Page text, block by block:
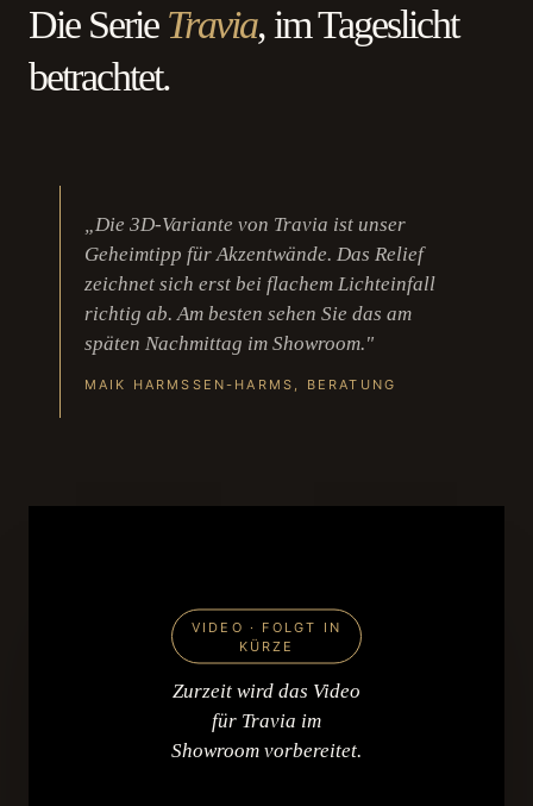
Die Serie Travia, im Tageslicht
betrachtet.
„Die 3D-Variante von Travia ist unser
Geheimtipp für Akzentwände. Das Relief
zeichnet sich erst bei flachem Lichteinfall
richtig ab. Am besten sehen Sie das am
späten Nachmittag im Showroom."
MAIK HARMSSEN-HARMS, BERATUNG
VIDEO · FOLGT IN
KÜRZE
Zurzeit wird das Video
für Travia im
Showroom vorbereitet.